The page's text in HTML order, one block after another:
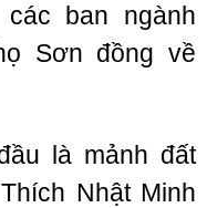
ban ngành
Sơn đồng về
là mảnh đất
Nhật Minh